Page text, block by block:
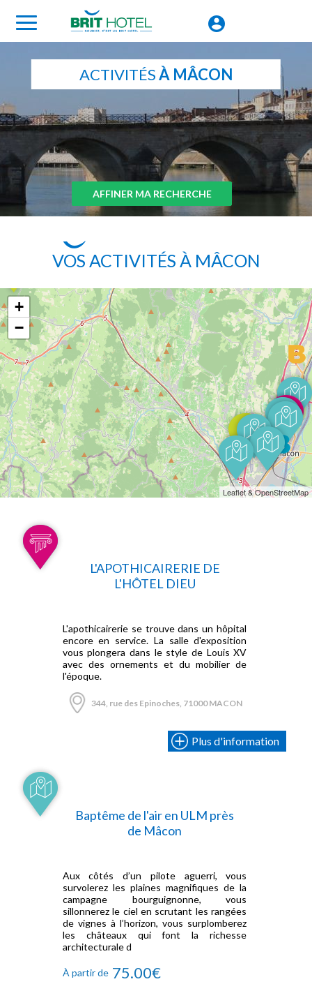
ACTIVITÉSÀ MÂCON
AFFINER MA RECHERCHE
VOS ACTIVITÉS À MÂCON
+
−
Leaflet & OpenStreetMap
L'APOTHICAIRERIE DE
L'HÔTEL DIEU
L'apothicairerie se trouve dans un hôpital
encore en service. La salle d'exposition
vous plongera dans le style de Louis XV
avec des ornements et du mobilier de
l'époque.
344, rue des Epinoches, 71000 MACON
Plus d'information
Baptême de l'air en ULM près
de Mâcon
Aux côtés d’un pilote aguerri, vous
survolerez les plaines magnifiques de la
campagne bourguignonne, vous
sillonnerez le ciel en scrutant les rangées
de vignes à l’horizon, vous surplomberez
les châteaux qui font la richesse
architecturale d
À partir de 75.00€